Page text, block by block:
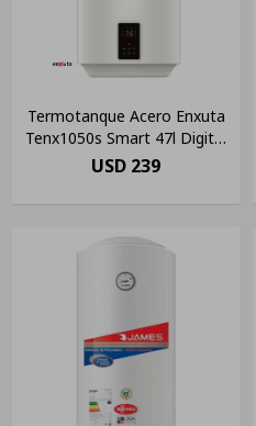
Termotanque Acero Enxuta
Tenx1050s Smart 47l Digital
Ltc
USD 239